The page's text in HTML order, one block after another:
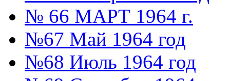
№ 66 МАРТ 1964 г.
№67 Май 1964 год
№68 Июль 1964 год